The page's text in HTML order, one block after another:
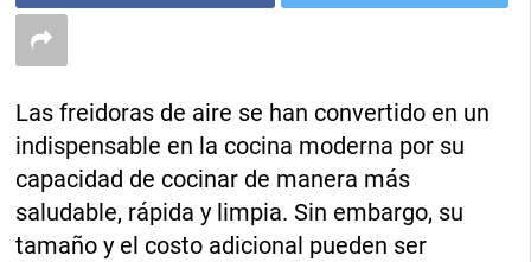
Las freidoras de aire se han convertido en un
indispensable en la cocina moderna por su
capacidad de cocinar de manera más
saludable, rápida y limpia. Sin embargo, su
tamaño y el costo adicional pueden ser